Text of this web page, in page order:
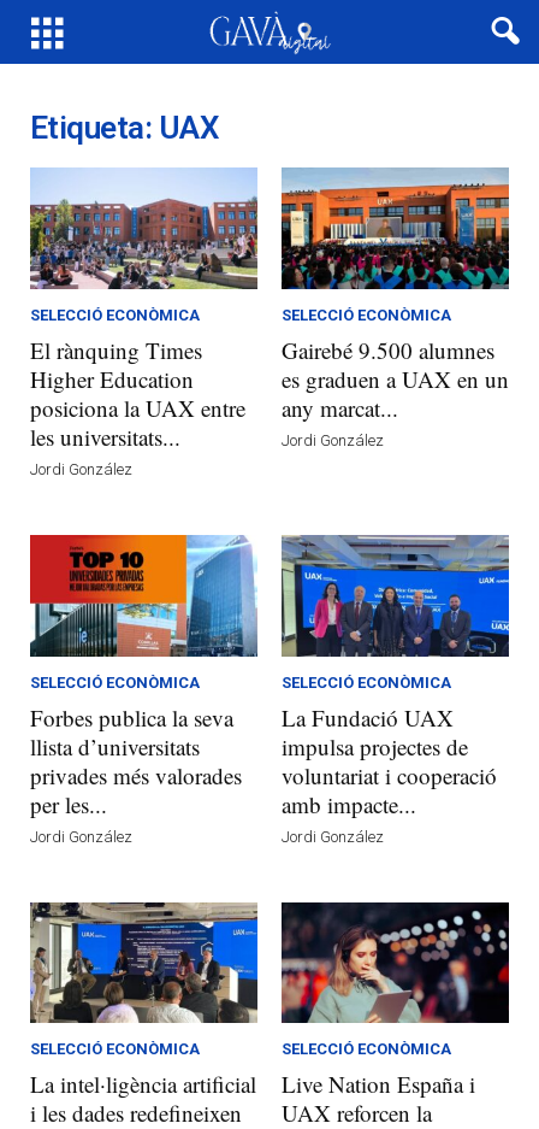
Etiqueta: UAX
SELECCIÓ ECONÒMICA
El rànquing Times
Higher Education
posiciona la UAX entre
les universitats...
Jordi González
SELECCIÓ ECONÒMICA
Gairebé 9.500 alumnes
es graduen a UAX en un
any marcat...
Jordi González
SELECCIÓ ECONÒMICA
Forbes publica la seva
llista d’universitats
privades més valorades
per les...
Jordi González
SELECCIÓ ECONÒMICA
La Fundació UAX
impulsa projectes de
voluntariat i cooperació
amb impacte...
Jordi González
SELECCIÓ ECONÒMICA
La intel·ligència artificial
i les dades redefineixen
SELECCIÓ ECONÒMICA
Live Nation España i
UAX reforcen la